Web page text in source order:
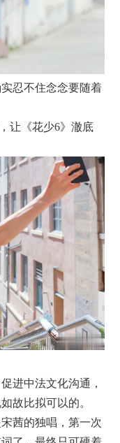
忍不住念念要随着
让《花少6》澈底
进中法文化沟通，
故比拟可以的。
茜的独唱，第一次